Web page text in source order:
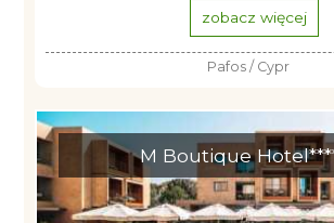
zobacz więcej
Pafos / Cypr
M Boutique